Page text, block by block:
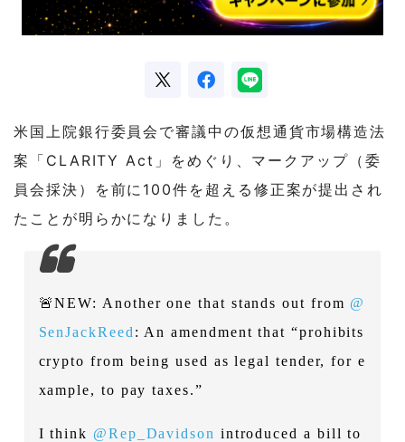
米国上院銀行委員会で審議中の仮想通貨市場構造法
案「CLARITY Act」をめぐり、マークアップ（委
員会採決）を前に100件を超える修正案が提出され
たことが明らかになりました。
🚨NEW: Another one that stands out from @
SenJackReed : An amendment that “prohibits
crypto from being used as legal tender, for e
xample, to pay taxes.”
I think @Rep_Davidson introduced a bill to